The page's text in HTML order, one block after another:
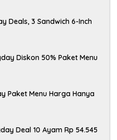
Deals, 3 Sandwich 6-Inch
Diskon 50% Paket Menu
Paket Menu Harga Hanya
Deal 10 Ayam Rp 54.545